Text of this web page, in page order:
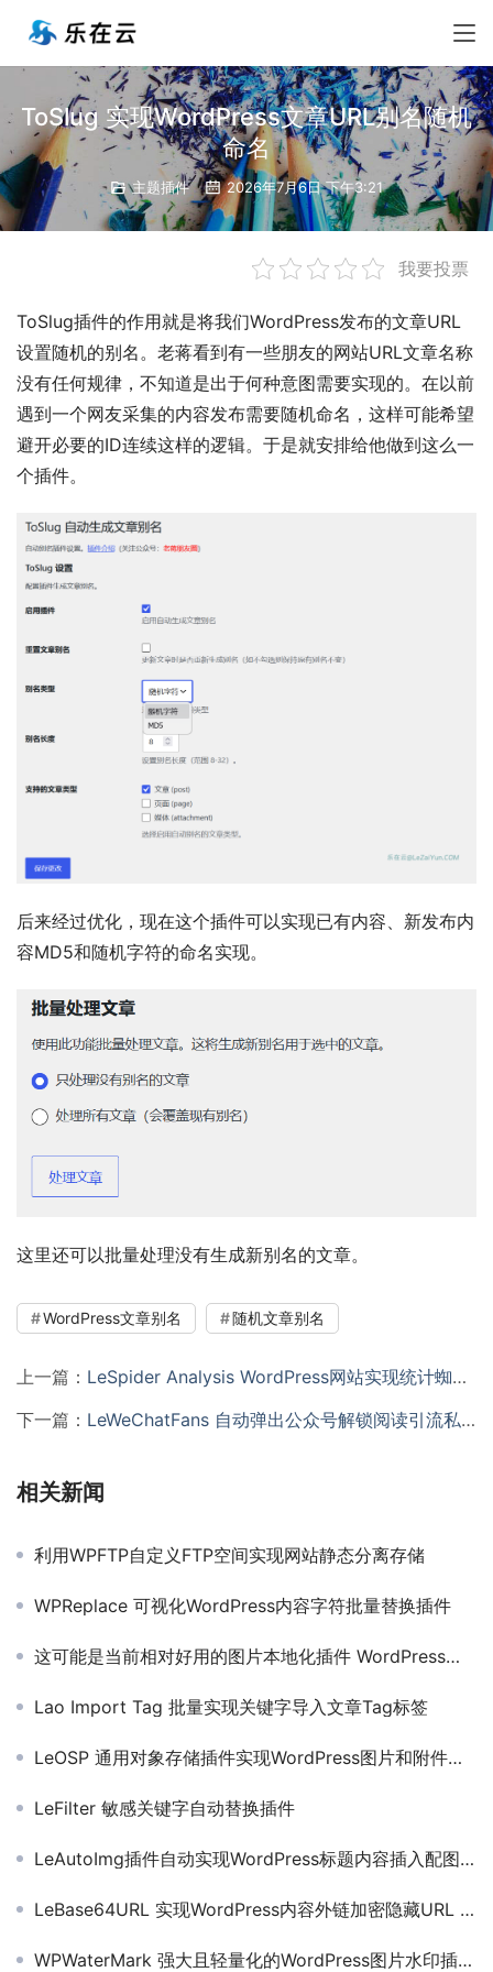
ToSlug 实现WordPress文章URL别名随机
命名
主题插件 2026年7月6日 下午3:21
我要投票
ToSlug插件的作用就是将我们WordPress发布的文章URL
设置随机的别名。老蒋看到有一些朋友的网站URL文章名称
没有任何规律，不知道是出于何种意图需要实现的。在以前
遇到一个网友采集的内容发布需要随机命名，这样可能希望
避开必要的ID连续这样的逻辑。于是就安排给他做到这么一
个插件。
后来经过优化，现在这个插件可以实现已有内容、新发布内
容MD5和随机字符的命名实现。
这里还可以批量处理没有生成新别名的文章。
WordPress文章别名 随机文章别名
上一篇： LeSpider Analysis WordPress网站实现统计蜘蛛访问统计插件
下一篇： LeWeChatFans 自动弹出公众号解锁阅读引流私域流量转化插件
相关新闻
利用WPFTP自定义FTP空间实现网站静态分离存储
WPReplace 可视化WordPress内容字符批量替换插件
这可能是当前相对好用的图片本地化插件 WordPress编辑效率大大提高
Lao Import Tag 批量实现关键字导入文章Tag标签
LeOSP 通用对象存储插件实现WordPress图片和附件静态分离
LeFilter 敏感关键字自动替换插件
LeAutoImg插件自动实现WordPress标题内容插入配图且支持Unsplash API图库
LeBase64URL 实现WordPress内容外链加密隐藏URL 不影响权重
WPWaterMark 强大且轻量化的WordPress图片水印插件 支持随机水印位置